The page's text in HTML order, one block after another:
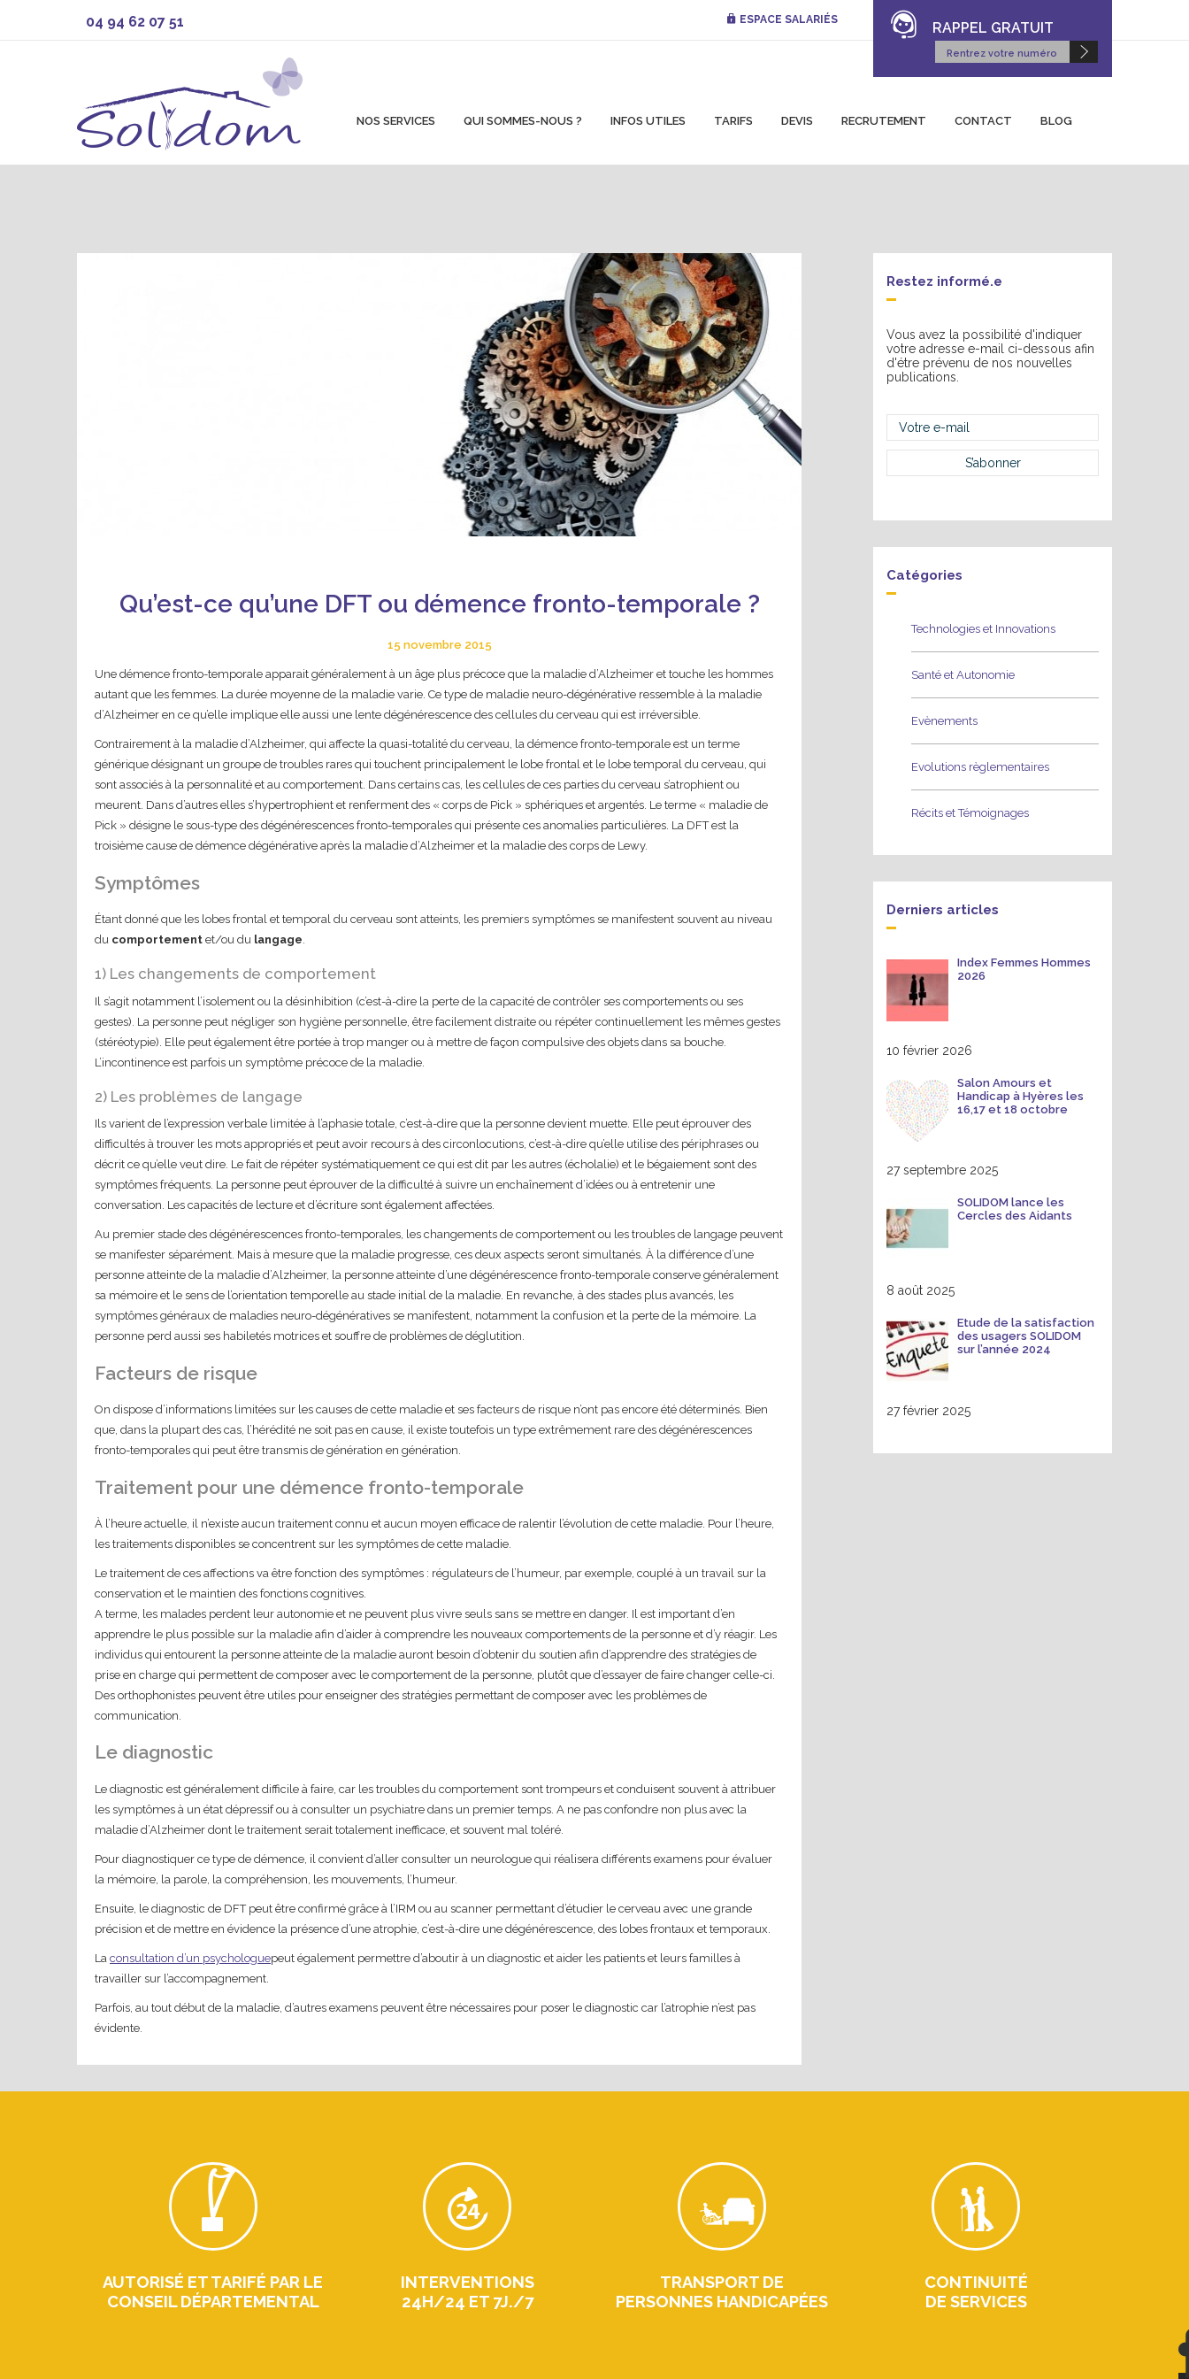
04 94 62 07 51 RAPPEL GRATUIT
ESPACE SALARIÉS
NOS SERVICES QUI SOMMES-NOUS ? INFOS UTILES TARIFS DEVIS RECRUTEMENT CONTACT BLOG
Qu’est-ce qu’une DFT ou démence fronto-temporale ?
15 novembre 2015
Une démence fronto-temporale apparait généralement à un âge plus précoce que la maladie d’Alzheimer et touche les hommes
autant que les femmes. La durée moyenne de la maladie varie. Ce type de maladie neuro-dégénérative ressemble à la maladie
d’Alzheimer en ce qu’elle implique elle aussi une lente dégénérescence des cellules du cerveau qui est irréversible.
Contrairement à la maladie d’Alzheimer, qui affecte la quasi-totalité du cerveau, la démence fronto-temporale est un terme
générique désignant un groupe de troubles rares qui touchent principalement le lobe frontal et le lobe temporal du cerveau, qui
sont associés à la personnalité et au comportement. Dans certains cas, les cellules de ces parties du cerveau s’atrophient ou
meurent. Dans d’autres elles s’hypertrophient et renferment des « corps de Pick » sphériques et argentés. Le terme « maladie de
Pick » désigne le sous-type des dégénérescences fronto-temporales qui présente ces anomalies particulières. La DFT est la
troisième cause de démence dégénérative après la maladie d’Alzheimer et la maladie des corps de Lewy.
Symptômes
Étant donné que les lobes frontal et temporal du cerveau sont atteints, les premiers symptômes se manifestent souvent au niveau
du comportement et/ou du langage.
1) Les changements de comportement
Il s’agit notamment l’isolement ou la désinhibition (c’est-à-dire la perte de la capacité de contrôler ses comportements ou ses
gestes). La personne peut négliger son hygiène personnelle, être facilement distraite ou répéter continuellement les mêmes gestes
(stéréotypie). Elle peut également être portée à trop manger ou à mettre de façon compulsive des objets dans sa bouche.
L’incontinence est parfois un symptôme précoce de la maladie.
2) Les problèmes de langage
Ils varient de l’expression verbale limitée à l’aphasie totale, c’est-à-dire que la personne devient muette. Elle peut éprouver des
difficultés à trouver les mots appropriés et peut avoir recours à des circonlocutions, c’est-à-dire qu’elle utilise des périphrases ou
décrit ce qu’elle veut dire. Le fait de répéter systématiquement ce qui est dit par les autres (écholalie) et le bégaiement sont des
symptômes fréquents. La personne peut éprouver de la difficulté à suivre un enchaînement d’idées ou à entretenir une
conversation. Les capacités de lecture et d’écriture sont également affectées.
Au premier stade des dégénérescences fronto-temporales, les changements de comportement ou les troubles de langage peuvent
se manifester séparément. Mais à mesure que la maladie progresse, ces deux aspects seront simultanés. À la différence d’une
personne atteinte de la maladie d’Alzheimer, la personne atteinte d’une dégénérescence fronto-temporale conserve généralement
sa mémoire et le sens de l’orientation temporelle au stade initial de la maladie. En revanche, à des stades plus avancés, les
symptômes généraux de maladies neuro-dégénératives se manifestent, notamment la confusion et la perte de la mémoire. La
personne perd aussi ses habiletés motrices et souffre de problèmes de déglutition.
Facteurs de risque
On dispose d’informations limitées sur les causes de cette maladie et ses facteurs de risque n’ont pas encore été déterminés. Bien
que, dans la plupart des cas, l’hérédité ne soit pas en cause, il existe toutefois un type extrêmement rare des dégénérescences
fronto-temporales qui peut être transmis de génération en génération.
Traitement pour une démence fronto-temporale
À l’heure actuelle, il n’existe aucun traitement connu et aucun moyen efficace de ralentir l’évolution de cette maladie. Pour l’heure,
les traitements disponibles se concentrent sur les symptômes de cette maladie.
Le traitement de ces affections va être fonction des symptômes : régulateurs de l’humeur, par exemple, couplé à un travail sur la
conservation et le maintien des fonctions cognitives.
A terme, les malades perdent leur autonomie et ne peuvent plus vivre seuls sans se mettre en danger. Il est important d’en
apprendre le plus possible sur la maladie afin d’aider à comprendre les nouveaux comportements de la personne et d’y réagir. Les
individus qui entourent la personne atteinte de la maladie auront besoin d’obtenir du soutien afin d’apprendre des stratégies de
prise en charge qui permettent de composer avec le comportement de la personne, plutôt que d’essayer de faire changer celle-ci.
Des orthophonistes peuvent être utiles pour enseigner des stratégies permettant de composer avec les problèmes de
communication.
Le diagnostic
Le diagnostic est généralement difficile à faire, car les troubles du comportement sont trompeurs et conduisent souvent à attribuer
les symptômes à un état dépressif ou à consulter un psychiatre dans un premier temps. A ne pas confondre non plus avec la
maladie d’Alzheimer dont le traitement serait totalement inefficace, et souvent mal toléré.
Pour diagnostiquer ce type de démence, il convient d’aller consulter un neurologue qui réalisera différents examens pour évaluer
la mémoire, la parole, la compréhension, les mouvements, l’humeur.
Ensuite, le diagnostic de DFT peut être confirmé grâce à l’IRM ou au scanner permettant d’étudier le cerveau avec une grande
précision et de mettre en évidence la présence d’une atrophie, c’est-à-dire une dégénérescence, des lobes frontaux et temporaux.
La consultation d’un psychologuepeut également permettre d’aboutir à un diagnostic et aider les patients et leurs familles à
travailler sur l’accompagnement.
Parfois, au tout début de la maladie, d’autres examens peuvent être nécessaires pour poser le diagnostic car l’atrophie n’est pas
évidente.
Restez informé.e
Vous avez la possibilité d'indiquer
votre adresse e-mail ci-dessous afin
d'étre prévenu de nos nouvelles
publications.
Catégories
Technologies et Innovations
Santé et Autonomie
Evènements
Evolutions règlementaires
Récits et Témoignages
Derniers articles
Index Femmes Hommes
2026
10 février 2026
Salon Amours et
Handicap à Hyères les
16,17 et 18 octobre
27 septembre 2025
SOLIDOM lance les
Cercles des Aidants
8 août 2025
Etude de la satisfaction
des usagers SOLIDOM
sur l’année 2024
27 février 2025
AUTORISÉ ET TARIFÉ PAR LE
CONSEIL DÉPARTEMENTAL
INTERVENTIONS
24H/24 ET 7J./7
TRANSPORT DE
PERSONNES HANDICAPÉES
CONTINUITÉ
DE SERVICES